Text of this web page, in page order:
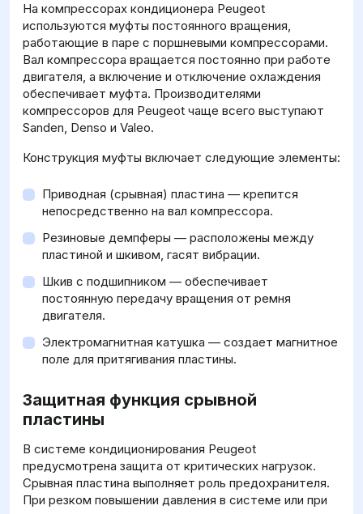
На компрессорах кондиционера Peugeot
используются муфты постоянного вращения,
работающие в паре с поршневыми компрессорами.
Вал компрессора вращается постоянно при работе
двигателя, а включение и отключение охлаждения
обеспечивает муфта. Производителями
компрессоров для Peugeot чаще всего выступают
Sanden, Denso и Valeo.
Конструкция муфты включает следующие элементы:
Приводная (срывная) пластина — крепится
непосредственно на вал компрессора.
Резиновые демпферы — расположены между
пластиной и шкивом, гасят вибрации.
Шкив с подшипником — обеспечивает
постоянную передачу вращения от ремня
двигателя.
Электромагнитная катушка — создает магнитное
поле для притягивания пластины.
Защитная функция срывной
пластины
В системе кондиционирования Peugeot
предусмотрена защита от критических нагрузок.
Срывная пластина выполняет роль предохранителя.
При резком повышении давления в системе или при